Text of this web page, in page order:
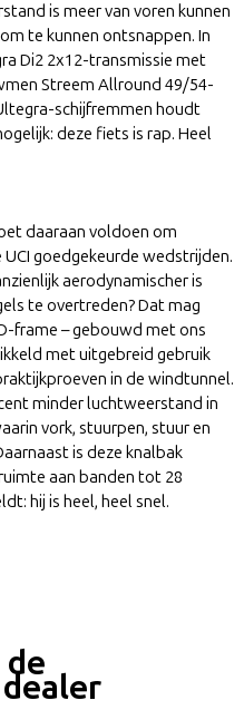
is meer van voren kunnen
te kunnen ontsnappen. In
Di2 2x12-transmissie met
Streem Allround 49/54-
schijfremmen houdt
deze fiets is rap. Heel
daaraan voldoen om
goedgekeurde wedstrijden.
aerodynamischer is
te overtreden? Dat mag
frame – gebouwd met ons
met uitgebreid gebruik
in de windtunnel.
minder luchtweerstand in
vork, stuurpen, stuur en
is deze knalbak
aan banden tot 28
hij is heel, heel snel.